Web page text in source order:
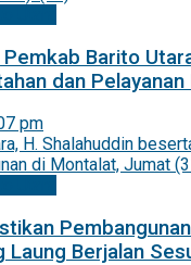
Pemkab Barito
dan Pelayanan
pm
Laung Berjalan